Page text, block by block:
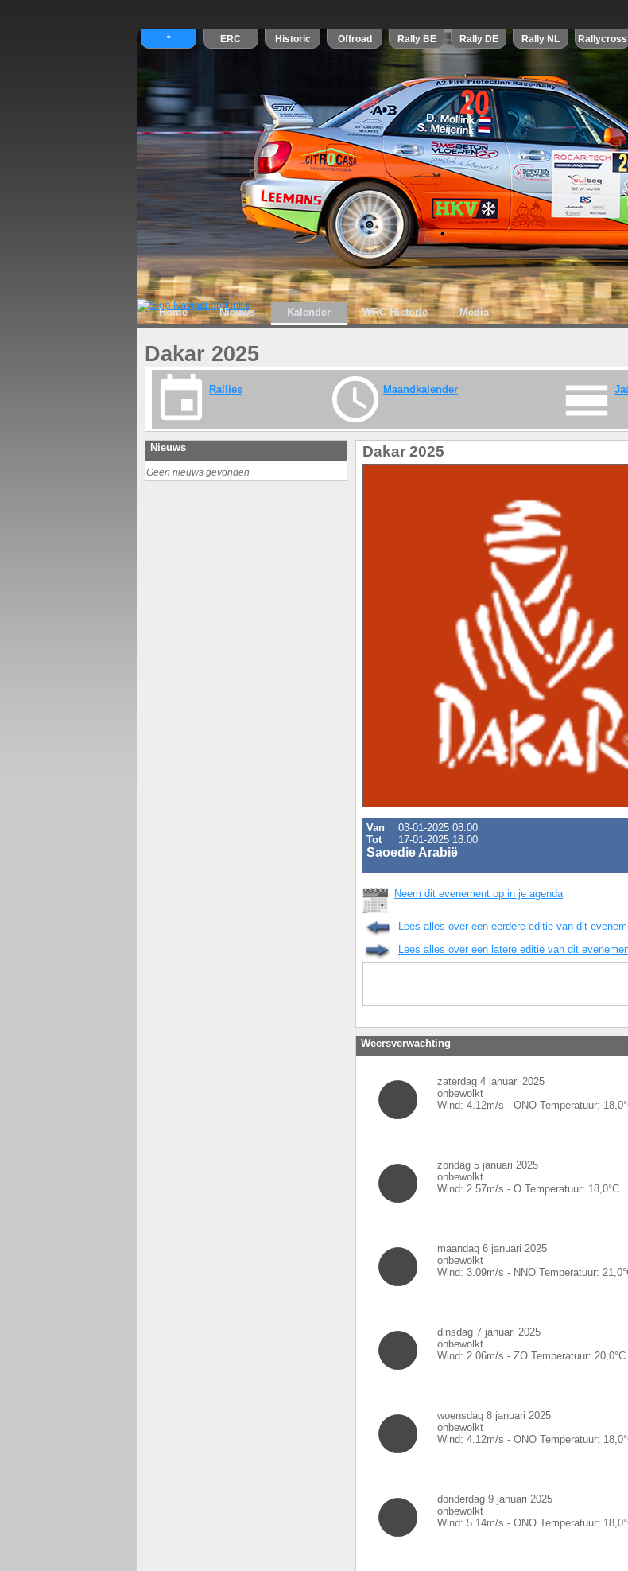
Home Nieuws Kalender WRC Historie Media
Dakar 2025
Rallies Maandkalender
Nieuws
Geen nieuws gevonden
Dakar 2025
Van
03-01-2025 08:00
Tot
17-01-2025 18:00
Saoedie Arabië
Neem dit evenement op in je agenda
Lees alles over een eerdere editie van dit
Lees alles over een latere editie van dit
Weersverwachting
zaterdag 4 januari 2025
onbewolkt
Wind: 4.12m/s - ONO Temperatuur: 18,0
zondag 5 januari 2025
onbewolkt
Wind: 2.57m/s - O Temperatuur: 18,0°C
maandag 6 januari 2025
onbewolkt
Wind: 3.09m/s - NNO Temperatuur: 21,0
dinsdag 7 januari 2025
onbewolkt
Wind: 2.06m/s - ZO Temperatuur: 20,0°C
woensdag 8 januari 2025
onbewolkt
Wind: 4.12m/s - ONO Temperatuur: 18,0
donderdag 9 januari 2025
onbewolkt
Wind: 5.14m/s - ONO Temperatuur: 18,0